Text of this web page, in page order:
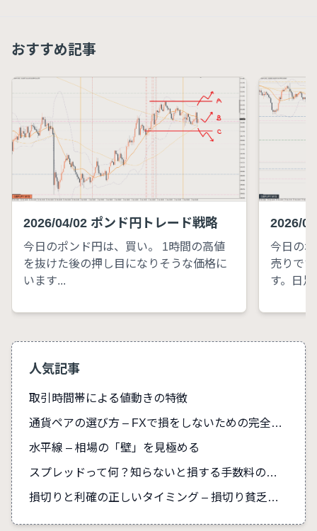
おすすめ記事
2026/04/02 ポンド円トレード戦略
今日のポンド円は、買い。 1時間の高値
を抜けた後の押し目になりそうな価格に
います...
2026/
今日の
売りで
す。日足
人気記事
取引時間帯による値動きの特徴
通貨ペアの選び方 – FXで損をしないための完全ガイド
水平線 – 相場の「壁」を見極める
スプレッドって何？知らないと損する手数料の真実
損切りと利確の正しいタイミング – 損切り貧乏を防ぐ